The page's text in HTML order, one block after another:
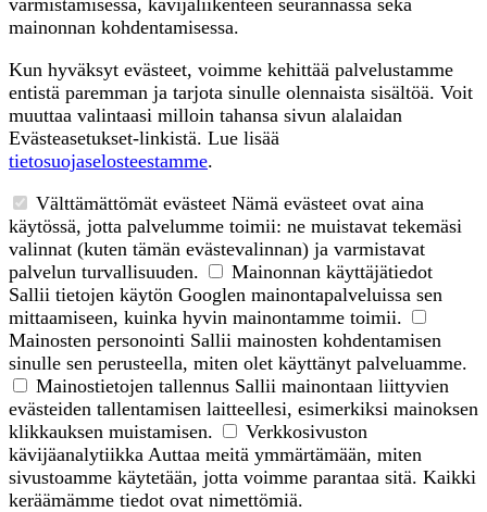
mainonnan kohdentamisessa.
Kun hyväksyt evästeet, voimme kehittää palvelustamme
entistä paremman ja tarjota sinulle olennaista sisältöä. Voit
muuttaa valintaasi milloin tahansa sivun alalaidan
Evästeasetukset-linkistä. Lue lisää
tietosuojaselosteestamme.
Välttämättömät evästeet Nämä evästeet ovat aina
käytössä, jotta palvelumme toimii: ne muistavat tekemäsi
valinnat (kuten tämän evästevalinnan) ja varmistavat
palvelun turvallisuuden.
Mainonnan käyttäjätiedot
Sallii tietojen käytön Googlen mainontapalveluissa sen
mittaamiseen, kuinka hyvin mainontamme toimii.
Mainosten personointi Sallii mainosten kohdentamisen
sinulle sen perusteella, miten olet käyttänyt palveluamme.
Mainostietojen tallennus Sallii mainontaan liittyvien
evästeiden tallentamisen laitteellesi, esimerkiksi mainoksen
klikkauksen muistamisen.
Verkkosivuston
kävijäanalytiikka Auttaa meitä ymmärtämään, miten
sivustoamme käytetään, jotta voimme parantaa sitä. Kaikki
keräämämme tiedot ovat nimettömiä.